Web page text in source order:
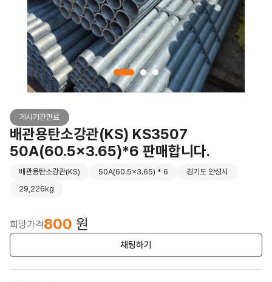
게시기간만료
배관용탄소강관(KS) KS3507
50A(60.5x3.65)*6 판매합니다.
배관용탄소강관(KS) 50A(60.5x3.65) * 6
경기도 안성시
29,226kg
희망가격800 원
채팅하기